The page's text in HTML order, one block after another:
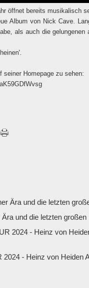
öffnet bereits musikalisch
Album von Nick Cave.
als auch die gelungenen
seiner Homepage zu sehen:
und die letzten großen
- Heinz von Heiden